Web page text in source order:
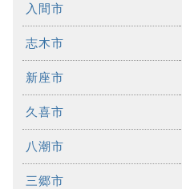
入間市
志木市
新座市
久喜市
八潮市
三郷市